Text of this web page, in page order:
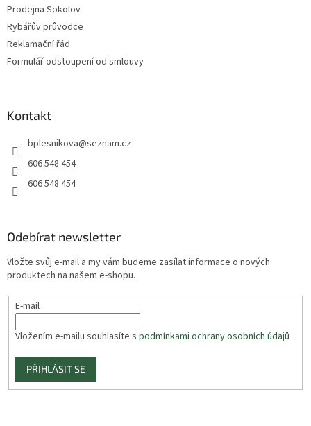
Prodejna Sokolov
Rybářův průvodce
Reklamační řád
Formulář odstoupení od smlouvy
Kontakt
bplesnikova@seznam.cz
606 548 454
606 548 454
Odebírat newsletter
Vložte svůj e-mail a my vám budeme zasílat informace o nových
produktech na našem e-shopu.
E-mail
Vložením e-mailu souhlasíte s podmínkami ochrany osobních údajů
PŘIHLÁSIT SE